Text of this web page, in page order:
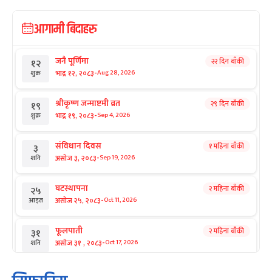
आगामी बिदाहरु
१२
शुक्र
जनै पूर्णिमा
भाद्र १२, २०८३-Aug 28, 2026
२२ दिन बाँकी
१९
शुक्र
श्रीकृष्ण जन्माष्टमी व्रत
भाद्र १९, २०८३-Sep 4, 2026
२९ दिन बाँकी
३
शनि
संविधान दिवस
असोज ३, २०८३-Sep 19, 2026
१ महिना बाँकी
२५
आइत
घटस्थापना
असोज २५, २०८३-Oct 11, 2026
२ महिना बाँकी
३१
शनि
फूलपाती
असोज ३१ , २०८३-Oct 17, 2026
२ महिना बाँकी
१ कार्तिक सङ्क्रान्ति